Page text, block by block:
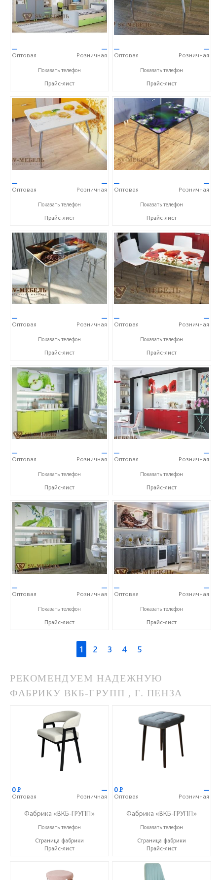
—
Оптовая
—
Розничная
+7 (800) 250-63-00
Показать телефон
Прайс-лист
—
Оптовая
—
Розничная
+7 (800) 250-63-00
Показать телефон
Прайс-лист
—
Оптовая
—
Розничная
+7 (800) 250-63-00
Показать телефон
Прайс-лист
—
Оптовая
—
Розничная
+7 (800) 250-63-00
Показать телефон
Прайс-лист
—
Оптовая
—
Розничная
+7 (800) 250-63-00
Показать телефон
Прайс-лист
—
Оптовая
—
Розничная
+7 (800) 250-63-00
Показать телефон
Прайс-лист
—
Оптовая
—
Розничная
+7 (800) 250-63-00
Показать телефон
Прайс-лист
—
Оптовая
—
Розничная
+7 (800) 250-63-00
Показать телефон
Прайс-лист
—
Оптовая
—
Розничная
+7 (800) 250-63-00
Показать телефон
Прайс-лист
—
Оптовая
—
Розничная
+7 (800) 250-63-00
Показать телефон
Прайс-лист
1 2 3 4 5
РЕКОМЕНДУЕМ НАДЕЖНУЮ
ФАБРИКУ ВКБ-ГРУПП , Г. ПЕНЗА
0Р
Оптовая
—
Розничная
Фабрика «ВКБ-ГРУПП»
+7 (927) 391-50-09
Показать телефон
Страница фабрики
Прайс-лист
0Р
Оптовая
—
Розничная
Фабрика «ВКБ-ГРУПП»
+7 (927) 391-50-09
Показать телефон
Страница фабрики
Прайс-лист